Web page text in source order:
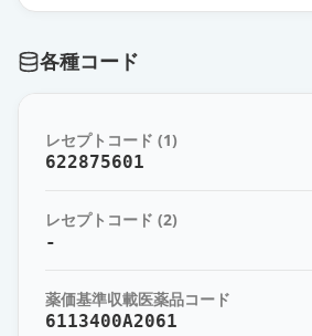
0.5g（OK）
バンコマイシン塩酸塩点滴静注用
0.5g「VTRS」
薬価 980 円
各種コード
レセプトコード (1)
622875601
レセプトコード (2)
-
薬価基準収載医薬品コード
6113400A2061